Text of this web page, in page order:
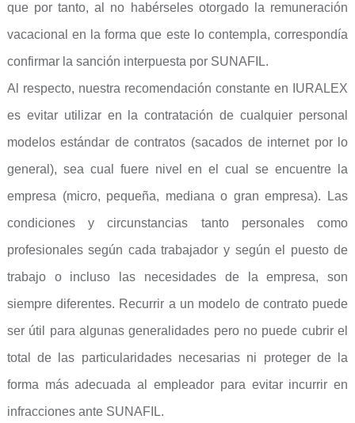
que por tanto, al no habérseles otorgado la remuneración
vacacional en la forma que este lo contempla, correspondía
confirmar la sanción interpuesta por SUNAFIL.
Al respecto, nuestra recomendación constante en IURALEX
es evitar utilizar en la contratación de cualquier personal
modelos estándar de contratos (sacados de internet por lo
general), sea cual fuere nivel en el cual se encuentre la
empresa (micro, pequeña, mediana o gran empresa). Las
condiciones y circunstancias tanto personales como
profesionales según cada trabajador y según el puesto de
trabajo o incluso las necesidades de la empresa, son
siempre diferentes. Recurrir a un modelo de contrato puede
ser útil para algunas generalidades pero no puede cubrir el
total de las particularidades necesarias ni proteger de la
forma más adecuada al empleador para evitar incurrir en
infracciones ante SUNAFIL.